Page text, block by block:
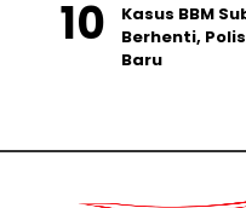
Kasus BBM
Berhenti,
Baru